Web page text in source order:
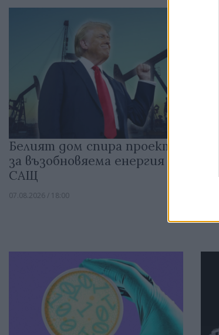
Белият дом спира проекти
за възобновяема енергия в
САЩ
07.08.2026 / 18:00